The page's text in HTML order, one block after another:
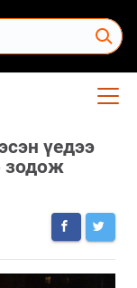
үедээ
зодож